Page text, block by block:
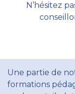
N’hésitez
Une partie de
formations